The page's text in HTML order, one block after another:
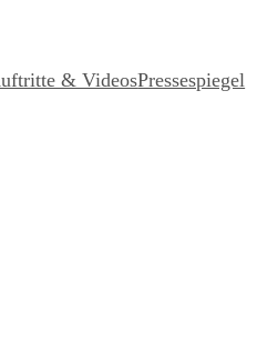
& VideosPressespiegel